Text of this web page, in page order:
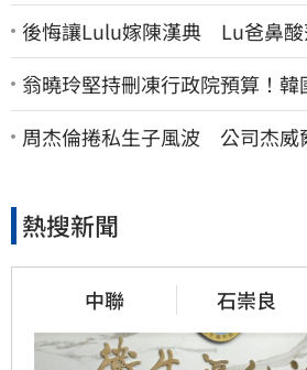
後悔讓Lulu嫁陳漢典 Lu爸鼻酸
翁曉玲堅持刪凍行政院預算！
剩4個月你思考一下
周杰倫捲私生子風波 公司杰威
熱搜新聞
中聯 石崇良